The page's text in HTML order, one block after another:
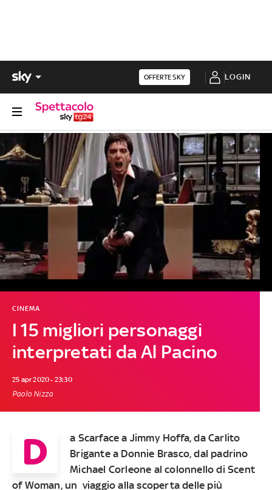
OFFERTE SKY LOGIN
I 15 migliori personaggi
interpretati da Al Pacino
CINEMA
25 apr 2020 - 23:30
Paolo Nizza
D
a Scarface a Jimmy Hoffa, da Carlito
Brigante a Donnie Brasco, dal padrino
Michael Corleone al colonnello di Scent
of Woman, un viaggio alla scoperta delle più